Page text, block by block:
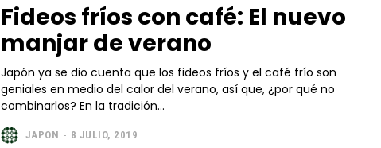
Fideos fríos con café: El nuevo
manjar de verano
Japón ya se dio cuenta que los fideos fríos y el café frío son
geniales en medio del calor del verano, así que, ¿por qué no
combinarlos? En la tradición...
JAPON - 8 JULIO, 2019